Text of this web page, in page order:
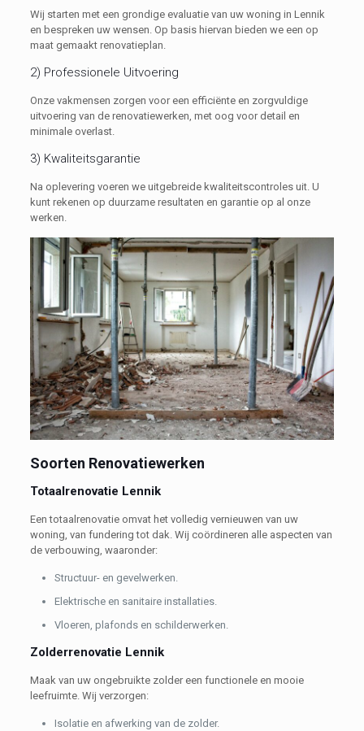
Wij starten met een grondige evaluatie van uw woning in Lennik
en bespreken uw wensen. Op basis hiervan bieden we een op
maat gemaakt renovatieplan.
2) Professionele Uitvoering
Onze vakmensen zorgen voor een efficiënte en zorgvuldige
uitvoering van de renovatiewerken, met oog voor detail en
minimale overlast.
3) Kwaliteitsgarantie
Na oplevering voeren we uitgebreide kwaliteitscontroles uit. U
kunt rekenen op duurzame resultaten en garantie op al onze
werken.
Soorten Renovatiewerken
Totaalrenovatie Lennik
Een totaalrenovatie omvat het volledig vernieuwen van uw
woning, van fundering tot dak. Wij coördineren alle aspecten van
de verbouwing, waaronder:
Structuur- en gevelwerken.
Elektrische en sanitaire installaties.
Vloeren, plafonds en schilderwerken.
Zolderrenovatie Lennik
Maak van uw ongebruikte zolder een functionele en mooie
leefruimte. Wij verzorgen:
Isolatie en afwerking van de zolder.